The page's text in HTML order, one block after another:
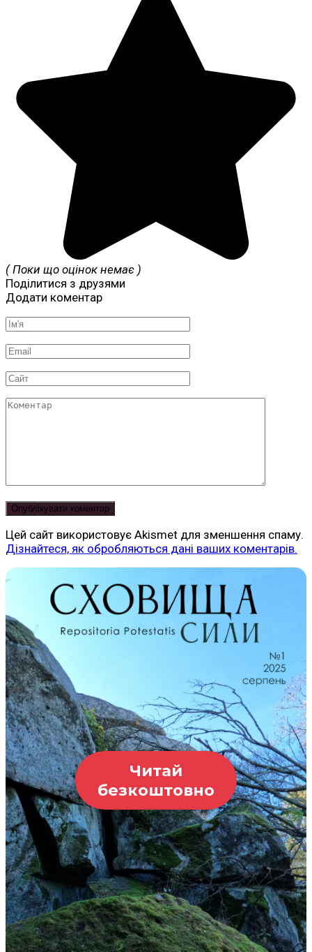
( Поки що оцінок немає )
Поділитися з друзями
Додати коментар
Ім'я
Email
Сайт
Коментар
Цей сайт використовує Akismet для зменшення спаму.
Дізнайтеся, як обробляються дані ваших коментарів.
Читай
безкоштовно